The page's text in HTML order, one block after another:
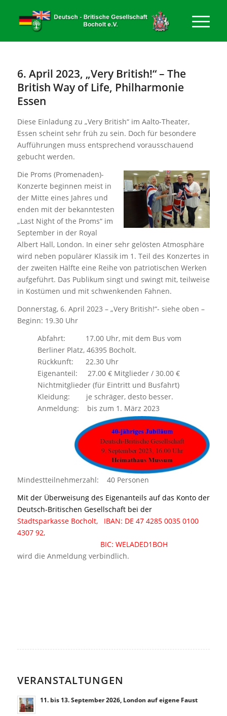
6. April 2023, „Very British!“ – The
British Way of Life, Philharmonie
Essen
Diese Einladung zu „Very British“ im Aalto-Theater,
Essen scheint sehr früh zu sein. Doch für besondere
Aufführungen muss entsprechend vorausschauend
gebucht werden.
Die Proms (Promenaden)-
Konzerte beginnen meist in
der Mitte eines Jahres und
enden mit der bekanntesten
„Last Night of the Proms“ im
September in der Royal
Albert Hall, London. In einer sehr gelösten Atmosphäre
wird neben populärer Klassik im 1. Teil des Konzertes in
der zweiten Hälfte eine Reihe von patriotischen Werken
aufgeführt. Das Publikum singt und swingt mit, teilweise
in Kostümen und mit schwenkenden Fahnen.
Donnerstag, 6. April 2023 – „Very British!“- siehe oben –
Beginn: 19.30 Uhr
Abfahrt: 17.00 Uhr, mit dem Bus vom
Berliner Platz, 46395 Bocholt.
Rückkunft: 22.30 Uhr
Eigenanteil: 27.00 € Mitglieder / 30.00 €
Nichtmitglieder (für Eintritt und Busfahrt)
Kleidung: je schräger, desto besser.
Anmeldung: bis zum 1. März 2023
Mindestteilnehmerzahl: 40 Personen
Mit der Überweisung des Eigenanteils auf das Konto der
Deutsch-Britischen Gesellschaft bei der
Stadtsparkasse Bocholt,IBAN: DE 47 4285 0035 0100
4307 92,
BIC: WELADED1BOH
wird die Anmeldung verbindlich.
VERANSTALTUNGEN
11. bis 13. September 2026, London auf eigene Faust